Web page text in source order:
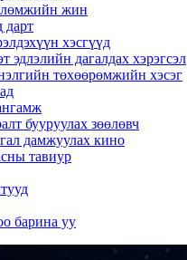
жин
дарт
хэсгүүд
эдлэлийн дагалдах хэрэгсэл
төхөөрөмжийн хэсэг
бууруулах зөөлөвч
дамжуулах кино
тавиур
барина уу